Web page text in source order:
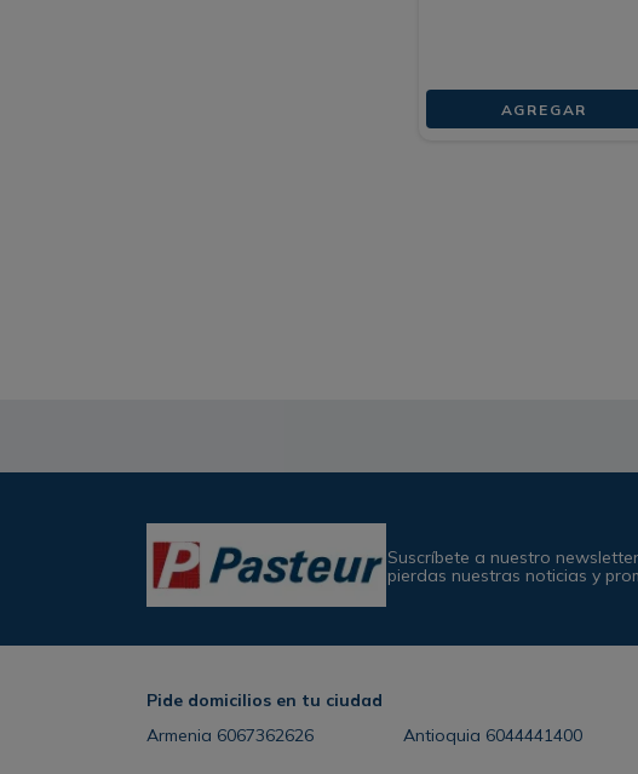
AGREGAR
Suscríbete a nuestro
pierdas nuestras noticias y
Pide domicilios en tu ciudad
Armenia 6067362626 Antioquia 6044441400